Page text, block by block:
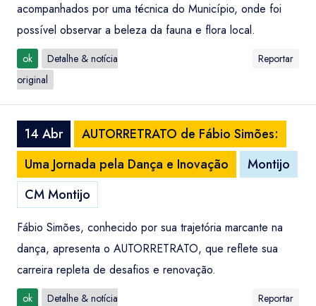
acompanhados por uma técnica do Município, onde foi
possível observar a beleza da fauna e flora local.
ok
Detalhe & notícia
original
Reportar
14 Abr
AUTORRETRATO de Fábio Simões:
Uma Jornada pela Dança e Inovação
Montijo
CM Montijo
Fábio Simões, conhecido por sua trajetória marcante na
dança, apresenta o AUTORRETRATO, que reflete sua
carreira repleta de desafios e renovação.
ok
Detalhe & notícia
Reportar